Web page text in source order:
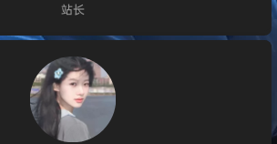
站长
个人主页